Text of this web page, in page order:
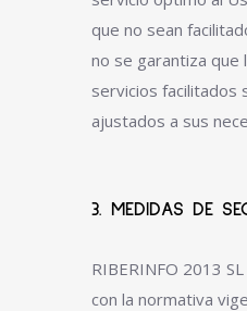
que no sean
no se garantiza que
servicios facilitados
ajustados a sus
3. MEDIDAS DE
RIBERINFO 2013
con la normativa